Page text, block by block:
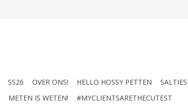
SS26 OVER ONS! HELLO HOSSY PETTEN SALTIES
METEN IS WETEN! #MYCLIENTSARETHECUTEST